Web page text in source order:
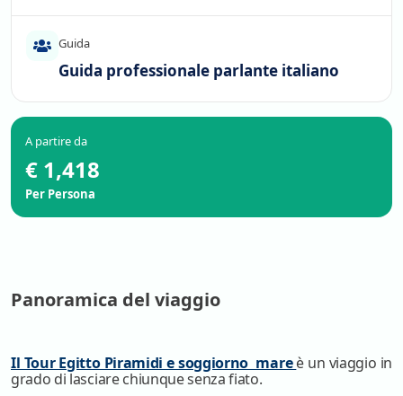
Guida
Guida professionale parlante italiano
A partire da
€ 1,418
Per Persona
Panoramica del viaggio
Il Tour Egitto Piramidi e soggiorno mareè un viaggio in
grado di lasciare chiunque senza fiato.